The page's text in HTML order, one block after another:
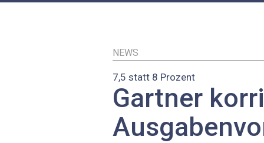
EU-
NEWS
7,5 statt 8 Prozent
Gartner